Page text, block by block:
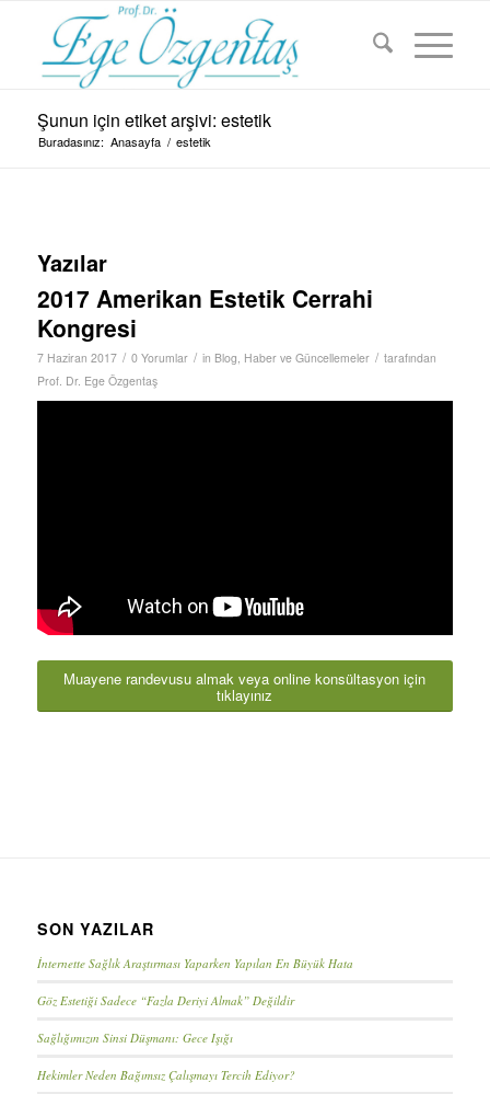
Şunun için etiket arşivi: estetik
Buradasınız: Anasayfa / estetik
Yazılar
2017 Amerikan Estetik Cerrahi
Kongresi
7 Haziran 2017 / 0 Yorumlar / in Blog, Haber ve Güncellemeler / tarafından
Prof. Dr. Ege Özgentaş
Muayene randevusu almak veya online konsültasyon için
tıklayınız
SON YAZILAR
İnternette Sağlık Araştırması Yaparken Yapılan En Büyük Hata
Göz Estetiği Sadece “Fazla Deriyi Almak” Değildir
Sağlığımızın Sinsi Düşmanı: Gece Işığı
Hekimler Neden Bağımsız Çalışmayı Tercih Ediyor?